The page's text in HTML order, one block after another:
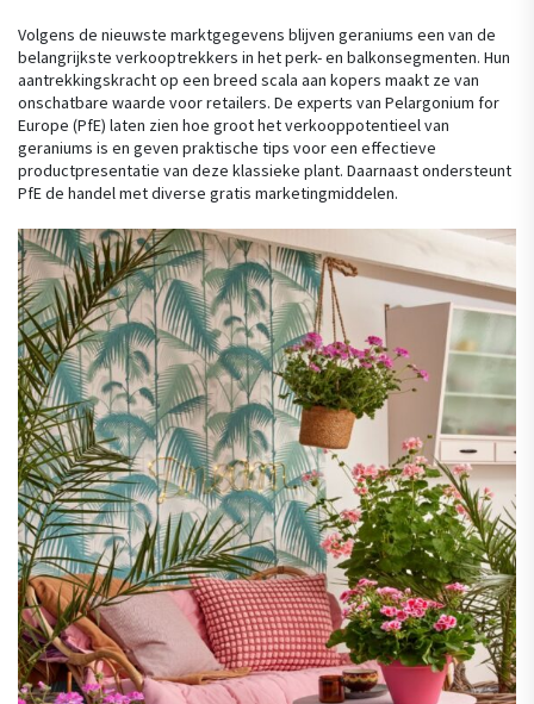
Volgens de nieuwste marktgegevens blijven geraniums een van de
belangrijkste verkooptrekkers in het perk- en balkonsegmenten. Hun
aantrekkingskracht op een breed scala aan kopers maakt ze van
onschatbare waarde voor retailers. De experts van Pelargonium for
Europe (PfE) laten zien hoe groot het verkooppotentieel van
geraniums is en geven praktische tips voor een effectieve
productpresentatie van deze klassieke plant. Daarnaast ondersteunt
PfE de handel met diverse gratis marketingmiddelen.